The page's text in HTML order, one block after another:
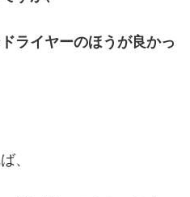
ライヤーのほうが良かっ
、